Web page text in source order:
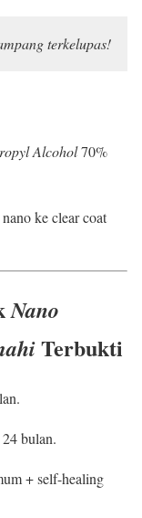
terkelupas!
Alcohol70%
ke clear coat
Nano
Terbukti
bulan.
+ self-healing